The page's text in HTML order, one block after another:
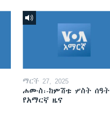
ማርች 27, 2025
ሐሙስ፡-ከምሽቱ ሦስት ሰዓት
የአማርኛ ዜና